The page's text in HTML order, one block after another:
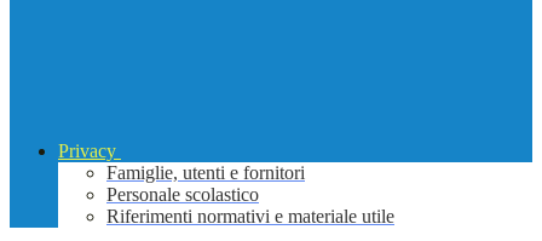
Privacy
Famiglie, utenti e fornitori
Personale scolastico
Riferimenti normativi e materiale utile